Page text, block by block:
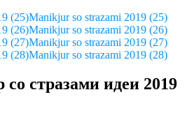
Manikjur so strazami 2019 (25)
Manikjur so strazami 2019 (26)
Manikjur so strazami 2019 (27)
Manikjur so strazami 2019 (28)
стразами идеи 2019